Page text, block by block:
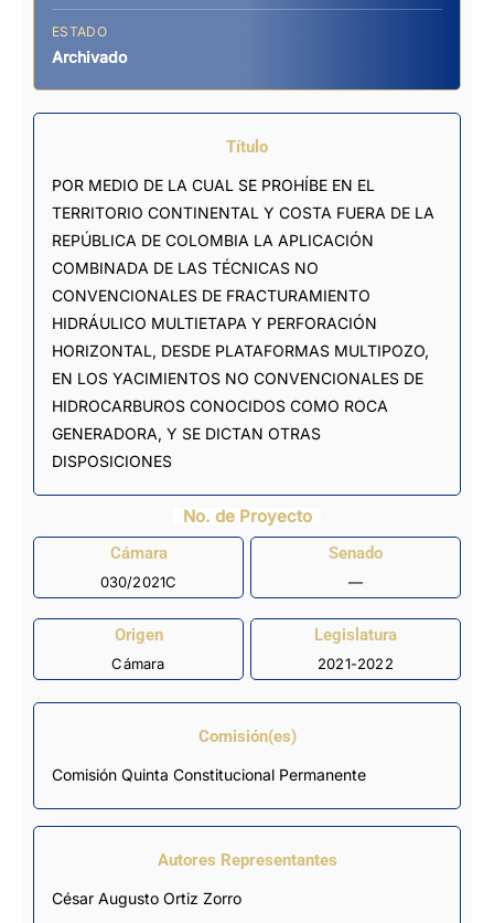
ESTADO
Archivado
Título
POR MEDIO DE LA CUAL SE PROHÍBE EN EL
TERRITORIO CONTINENTAL Y COSTA FUERA DE LA
REPÚBLICA DE COLOMBIA LA APLICACIÓN
COMBINADA DE LAS TÉCNICAS NO
CONVENCIONALES DE FRACTURAMIENTO
HIDRÁULICO MULTIETAPA Y PERFORACIÓN
HORIZONTAL, DESDE PLATAFORMAS MULTIPOZO,
EN LOS YACIMIENTOS NO CONVENCIONALES DE
HIDROCARBUROS CONOCIDOS COMO ROCA
GENERADORA, Y SE DICTAN OTRAS
DISPOSICIONES
No. de Proyecto
Cámara
030/2021C
Senado
—
Origen
Cámara
Legislatura
2021-2022
Comisión(es)
Comisión Quinta Constitucional Permanente
Autores Representantes
César Augusto Ortiz Zorro